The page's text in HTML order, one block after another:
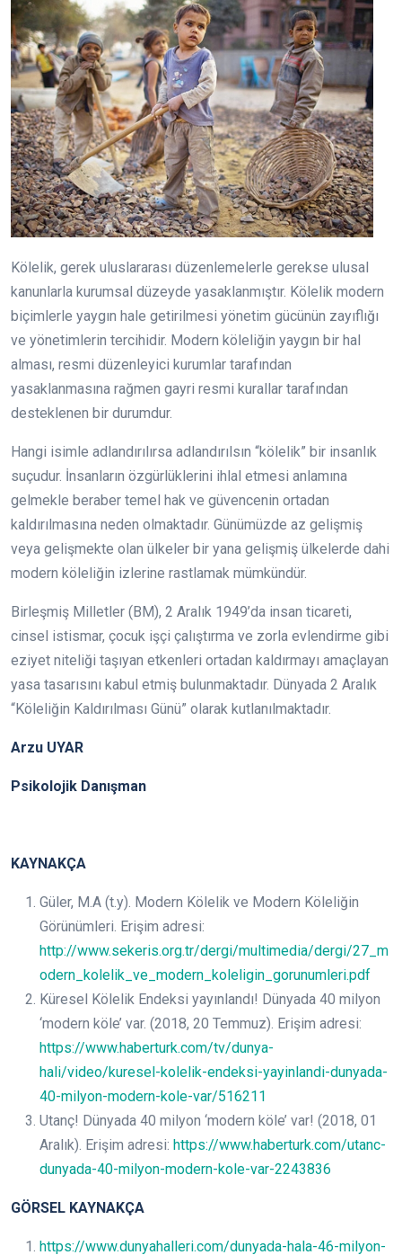
Kölelik, gerek uluslararası düzenlemelerle gerekse ulusal
kanunlarla kurumsal düzeyde yasaklanmıştır. Kölelik modern
biçimlerle yaygın hale getirilmesi yönetim gücünün zayıflığı
ve yönetimlerin tercihidir. Modern köleliğin yaygın bir hal
alması, resmi düzenleyici kurumlar tarafından
yasaklanmasına rağmen gayri resmi kurallar tarafından
desteklenen bir durumdur.
Hangi isimle adlandırılırsa adlandırılsın “kölelik” bir insanlık
suçudur. İnsanların özgürlüklerini ihlal etmesi anlamına
gelmekle beraber temel hak ve güvencenin ortadan
kaldırılmasına neden olmaktadır. Günümüzde az gelişmiş
veya gelişmekte olan ülkeler bir yana gelişmiş ülkelerde dahi
modern köleliğin izlerine rastlamak mümkündür.
Birleşmiş Milletler (BM), 2 Aralık 1949’da insan ticareti,
cinsel istismar, çocuk işçi çalıştırma ve zorla evlendirme gibi
eziyet niteliği taşıyan etkenleri ortadan kaldırmayı amaçlayan
yasa tasarısını kabul etmiş bulunmaktadır. Dünyada 2 Aralık
“Köleliğin Kaldırılması Günü” olarak kutlanılmaktadır.
Arzu UYAR
Psikolojik Danışman
KAYNAKÇA
Güler, M.A (t.y). Modern Kölelik ve Modern Köleliğin
Görünümleri. Erişim adresi:
http://www.sekeris.org.tr/dergi/multimedia/dergi/27_m
odern_kolelik_ve_modern_koleligin_gorunumleri.pdf
Küresel Kölelik Endeksi yayınlandı! Dünyada 40 milyon
‘modern köle’ var. (2018, 20 Temmuz). Erişim adresi:
https://www.haberturk.com/tv/dunya-
hali/video/kuresel-kolelik-endeksi-yayinlandi-dunyada-
40-milyon-modern-kole-var/516211
Utanç! Dünyada 40 milyon ‘modern köle’ var! (2018, 01
Aralık). Erişim adresi: https://www.haberturk.com/utanc-
dunyada-40-milyon-modern-kole-var-2243836
GÖRSEL KAYNAKÇA
https://www.dunyahalleri.com/dunyada-hala-46-milyon-